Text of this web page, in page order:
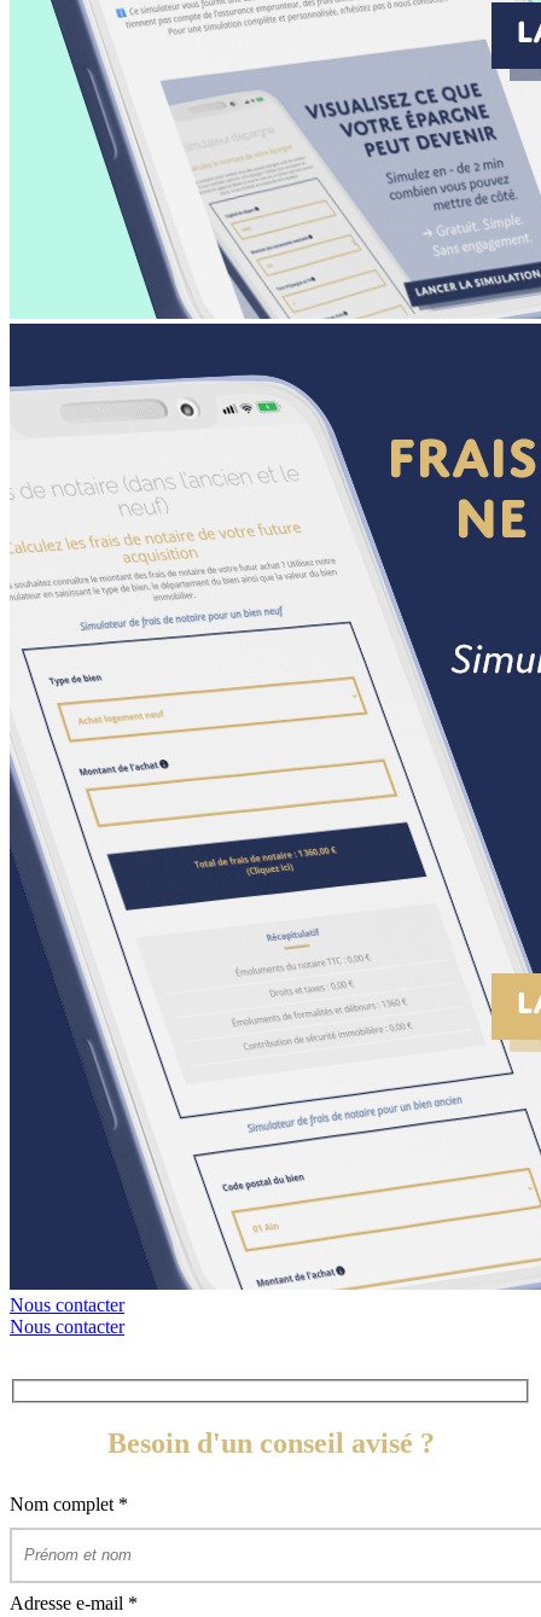
Nous contacter
Nous contacter
Besoin d'un conseil avisé ?
Nom complet *
Adresse e-mail *